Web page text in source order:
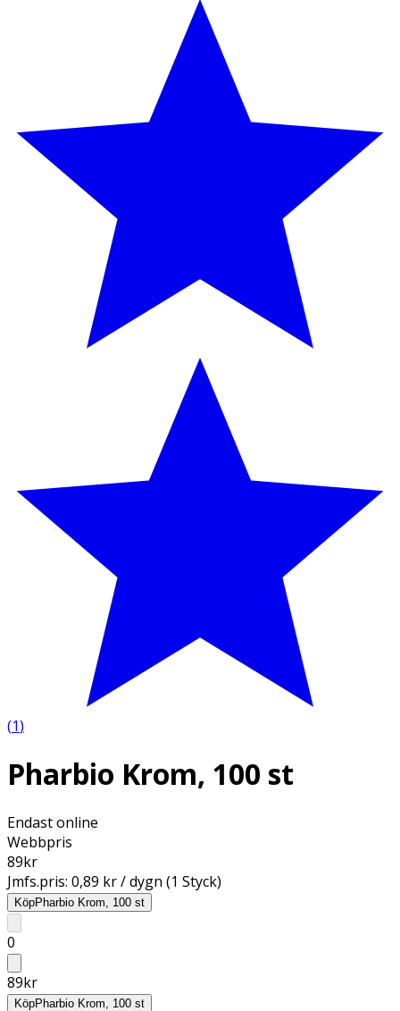
(1)
Pharbio Krom, 100 st
Endast online
Webbpris
89kr
Jmfs.pris: 0,89 kr / dygn (1 Styck)
KöpPharbio Krom, 100 st
0
89kr
KöpPharbio Krom, 100 st